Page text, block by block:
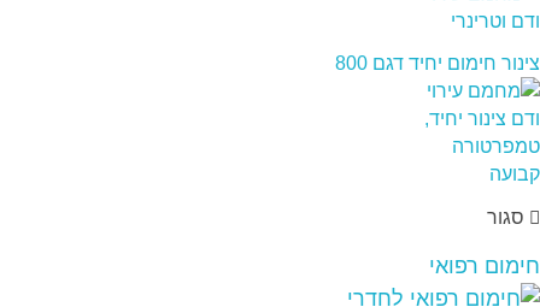
צינור חימום יחיד דגם 800
סגור
חימום רפואי